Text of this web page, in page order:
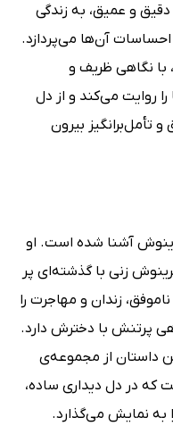
و عمیق، به زندگی
احساسات آن‌ها می‌پردازد.
با نگاهی ظریف و
روایت می‌کند و از دل
تأمل‌برانگیز بیرون
پرینوش آشنا شده است. او
زنی با گذشته‌ای پر
زندان و مهاجرت را
پرتنش با دخترش دارد.
داستان از مجموعه‌ی
که در دل دیداری ساده،
به نمایش می‌گذارد.